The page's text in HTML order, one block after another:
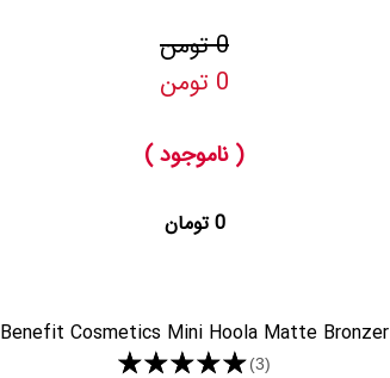
0 تومن
0 تومن
( ناموجود )
0 تومان
Benefit Cosmetics Mini Hoola Matte Bronzer
★★★★★(3)